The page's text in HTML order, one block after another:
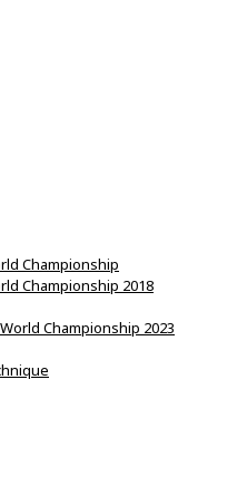
Championship
Championship 2018
Championship 2023